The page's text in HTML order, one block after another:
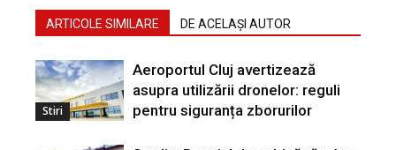
ARTICOLE SIMILARE DE ACELAȘI AUTOR
Stiri
Aeroportul Cluj avertizează
asupra utilizării dronelor: reguli
pentru siguranța zborurilor